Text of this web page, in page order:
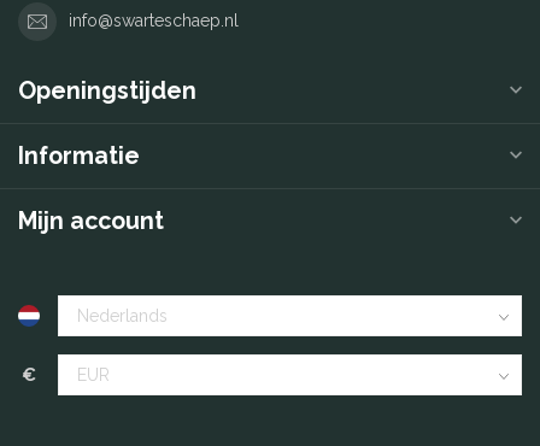
info@swarteschaep.nl
Openingstijden
Informatie
Mijn account
€